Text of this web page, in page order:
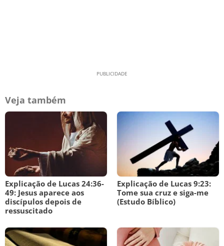
Veja também
Explicação de Lucas 24:36-
49: Jesus aparece aos
discípulos depois de
ressuscitado
Explicação de Lucas 9:23:
Tome sua cruz e siga-me
(Estudo Bíblico)